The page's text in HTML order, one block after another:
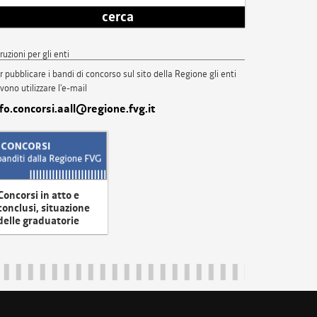
cerca
per gli enti
pubblicare i bandi di concorso sul sito della Regione gli enti
utilizzare l'e-mail
in atto e
situazione
graduatorie